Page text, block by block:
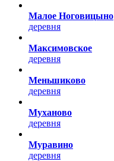
Малое Ноговицыно
деревня
Максимовское
деревня
Меньшиково
деревня
Муханово
деревня
Муравино
деревня